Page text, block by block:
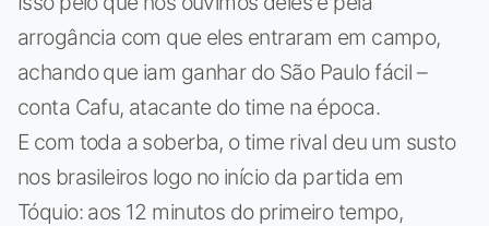
arrogância com que eles entraram em campo,
achando que iam ganhar do São Paulo fácil –
conta Cafu, atacante do time na época.
E com toda a soberba, o time rival deu um susto
nos brasileiros logo no início da partida em
Tóquio: aos 12 minutos do primeiro tempo,